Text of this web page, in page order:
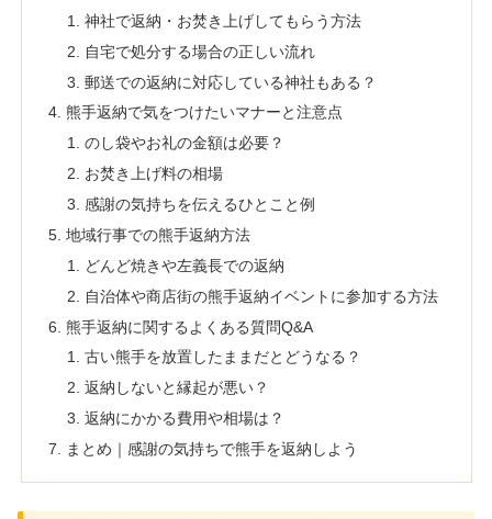
神社で返納・お焚き上げしてもらう方法
自宅で処分する場合の正しい流れ
郵送での返納に対応している神社もある？
熊手返納で気をつけたいマナーと注意点
のし袋やお礼の金額は必要？
お焚き上げ料の相場
感謝の気持ちを伝えるひとこと例
地域行事での熊手返納方法
どんど焼きや左義長での返納
自治体や商店街の熊手返納イベントに参加する方法
熊手返納に関するよくある質問Q&A
古い熊手を放置したままだとどうなる？
返納しないと縁起が悪い？
返納にかかる費用や相場は？
まとめ｜感謝の気持ちで熊手を返納しよう